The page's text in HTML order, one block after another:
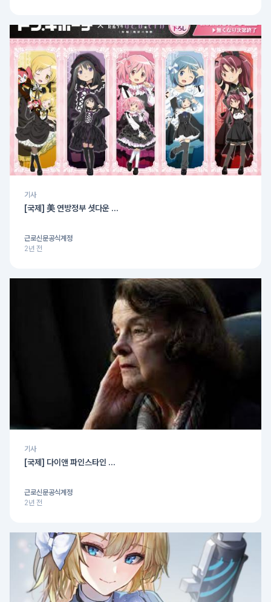
기사
[국제] 美 연방정부 셧다운 ...
근로신문공식계정
2년 전
기사
[국제] 다이앤 파인스타인 ...
근로신문공식계정
2년 전